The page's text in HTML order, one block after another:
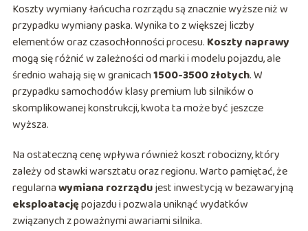
Koszty wymiany łańcucha rozrządu są znacznie wyższe niż w
przypadku wymiany paska. Wynika to z większej liczby
elementów oraz czasochłonności procesu. Koszty naprawy
mogą się różnić w zależności od marki i modelu pojazdu, ale
średnio wahają się w granicach1500-3500 złotych. W
przypadku samochodów klasy premium lub silników o
skomplikowanej konstrukcji, kwota ta może być jeszcze
wyższa.
Na ostateczną cenę wpływa również koszt robocizny, który
zależy od stawki warsztatu oraz regionu. Warto pamiętać, że
regularnawymiana rozrządujest inwestycją w bezawaryjną
eksploatacjępojazdu i pozwala uniknąć wydatków
związanych z poważnymi awariami silnika.